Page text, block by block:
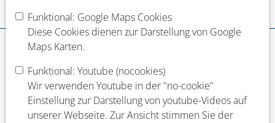
Dein Werdegang
Schulabschluss
Abgeschlossene Berufsausbildung
Funktional: Google Maps Cookies
Diese Cookies dienen zur Darstellung von Google
Maps Karten.
Funktional: Youtube (nocookies)
Wir verwenden Youtube in der "no-cookie"
Einstellung zur Darstellung von youtube-Videos auf
unserer Webseite. Zur Ansicht stimmen Sie der